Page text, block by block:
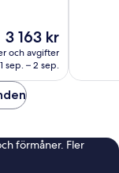
Priset
3 163 kr
3 163 kr
och avgifter
1 sep. – 2 sep.
förmåner. Fler